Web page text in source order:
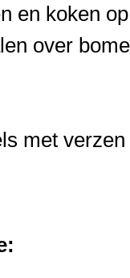
en koken
over
met verzen